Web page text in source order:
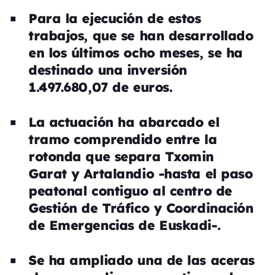
Para la ejecución de estos
trabajos, que se han desarrollado
en los últimos ocho meses, se ha
destinado una inversión
1.497.680,07 de euros.
La actuación ha abarcado el
tramo comprendido entre la
rotonda que separa Txomin
Garat y Artalandio -hasta el paso
peatonal contiguo al centro de
Gestión de Tráfico y Coordinación
de Emergencias de Euskadi-.
Se ha ampliado una de las aceras